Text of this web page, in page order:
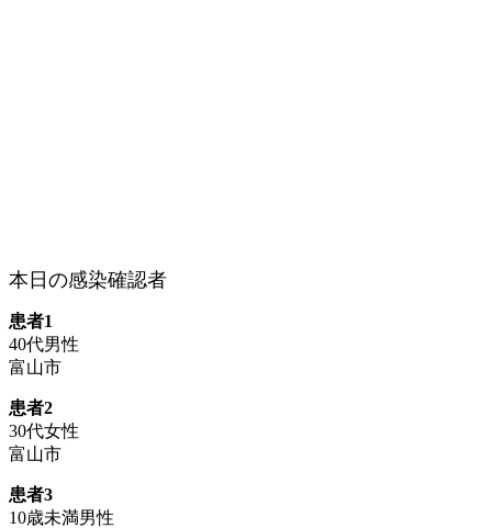
本日の感染確認者
患者1
40代男性
富山市
患者2
30代女性
富山市
患者3
10歳未満男性